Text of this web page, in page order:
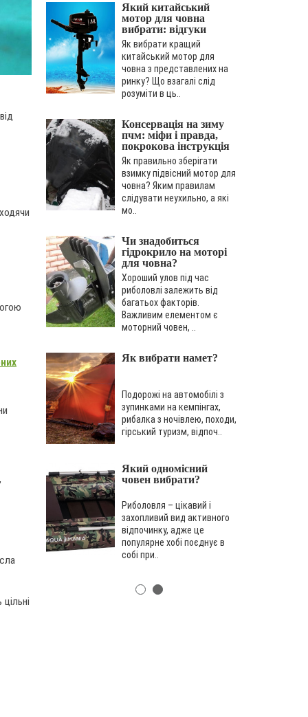
,
Який китайський
мотор для човна
вибрати: відгуки
власників
Як вибрати кращий
китайський мотор для
човна з представлених на
ринку? Що взагалі слід
розуміти в ць..
Консервація на зиму
пчм: міфи і правда,
покрокова інструкція
Як правильно зберігати
взимку підвісний мотор для
човна? Яким правилам
слідувати неухильно, а які
мо..
Чи знадобиться
гідрокрило на моторі
для човна?
Хороший улов під час
риболовлі залежить від
багатьох факторів.
Важливим елементом є
моторний човен, ..
Як вибрати намет?
Подорожі на автомобілі з
зупинками на кемпінгах,
рибалка з ночівлею, походи,
гірський туризм, відпоч..
Який одномісний
човен вибрати?
Риболовля – цікавий і
захопливий вид активного
відпочинку, адже це
популярне хобі поєднує в
собі при..